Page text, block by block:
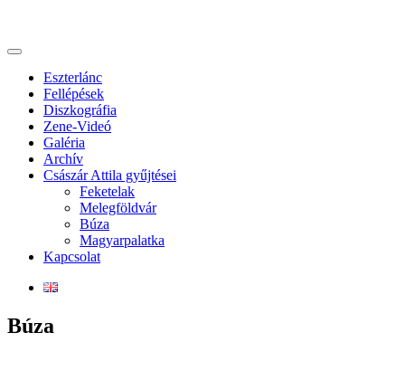
Eszterlánc
Fellépések
Diszkográfia
Zene-Videó
Galéria
Archív
Császár Attila gyűjtései
Feketelak
Melegföldvár
Búza
Magyarpalatka
Kapcsolat
Búza